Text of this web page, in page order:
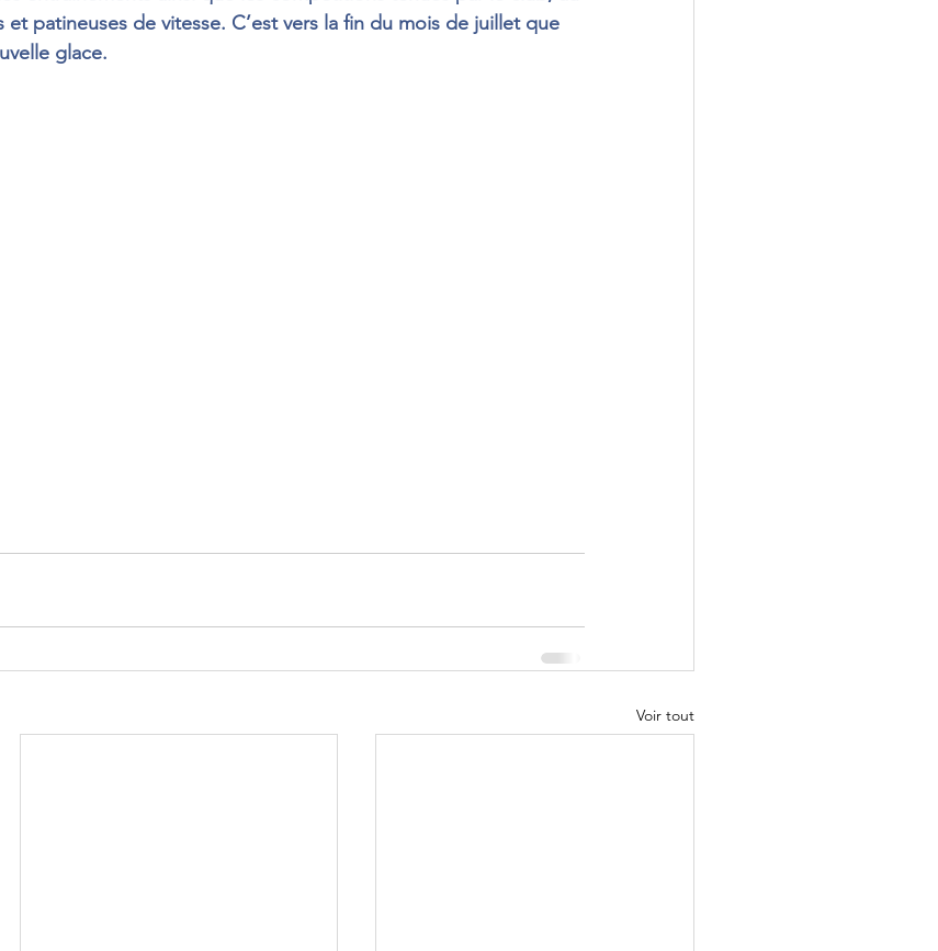
patineuses de vitesse. C’est vers la fin du mois de juillet que
glace.
Voir tout